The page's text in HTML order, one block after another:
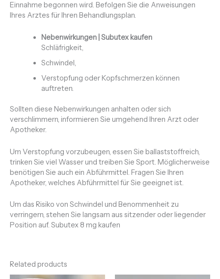
Einnahme begonnen wird. Befolgen Sie die Anweisungen
Ihres Arztes für Ihren Behandlungsplan.
Nebenwirkungen | Subutex kaufen
Schläfrigkeit,
Schwindel,
Verstopfung oder Kopfschmerzen können
auftreten.
Sollten diese Nebenwirkungen anhalten oder sich
verschlimmern, informieren Sie umgehend Ihren Arzt oder
Apotheker.
Um Verstopfung vorzubeugen, essen Sie ballaststoffreich,
trinken Sie viel Wasser und treiben Sie Sport. Möglicherweise
benötigen Sie auch ein Abführmittel. Fragen Sie Ihren
Apotheker, welches Abführmittel für Sie geeignet ist.
Um das Risiko von Schwindel und Benommenheit zu
verringern, stehen Sie langsam aus sitzender oder liegender
Position auf. Subutex 8 mg kaufen
Related products